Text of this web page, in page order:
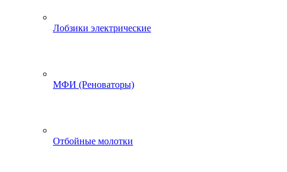
Лобзики электрические
МФИ (Реноваторы)
Отбойные молотки